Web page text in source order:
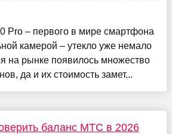
Pro – первого в мире смартфона
камерой – утекло уже немало
на рынке появилось множество
да и их стоимость замет...
баланс МТС в 2026